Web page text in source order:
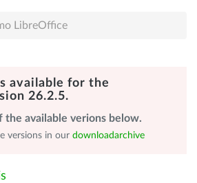
LibreOffice
available for the
26.2.5.
the available verions below.
versions in our downloadarchive